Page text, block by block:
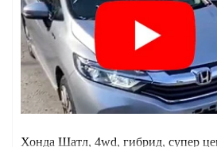
Хонда Шатл, 4wd, гибрид, супер